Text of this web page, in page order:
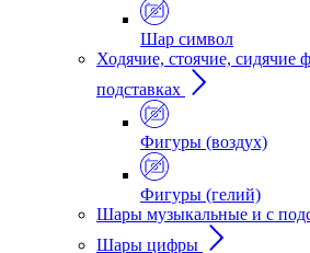
Шар символ
Ходячие, стоячие, сидячие
подставках
Фигуры (воздух)
Фигуры (гелий)
Шары музыкальные и с
Шары цифры